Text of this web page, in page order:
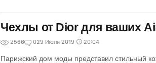
Чехлы от Dior для ваших
2586 029 Июля 2019 20:04
Парижский дом моды представил стильный